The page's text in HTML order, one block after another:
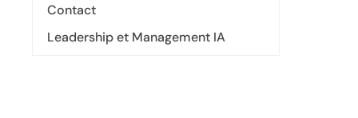
Contact
Leadership et Management IA